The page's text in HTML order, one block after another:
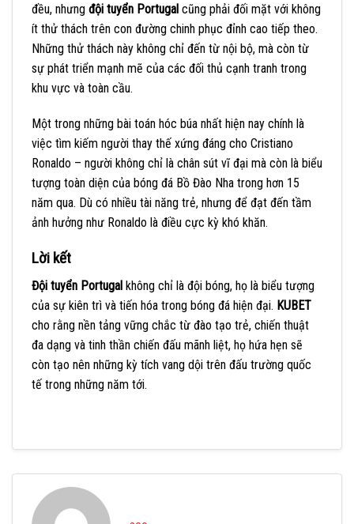
đều, nhưng đội tuyển Portugal cũng phải đối mặt với không
ít thử thách trên con đường chinh phục đỉnh cao tiếp theo.
Những thử thách này không chỉ đến từ nội bộ, mà còn từ
sự phát triển mạnh mẽ của các đối thủ cạnh tranh trong
khu vực và toàn cầu.
Một trong những bài toán hóc búa nhất hiện nay chính là
việc tìm kiếm người thay thế xứng đáng cho Cristiano
Ronaldo – người không chỉ là chân sút vĩ đại mà còn là biểu
tượng toàn diện của bóng đá Bồ Đào Nha trong hơn 15
năm qua. Dù có nhiều tài năng trẻ, nhưng để đạt đến tầm
ảnh hưởng như Ronaldo là điều cực kỳ khó khăn.
Lời kết
Đội tuyển Portugal không chỉ là đội bóng, họ là biểu tượng
của sự kiên trì và tiến hóa trong bóng đá hiện đại. KUBET
cho rằng nền tảng vững chắc từ đào tạo trẻ, chiến thuật
đa dạng và tinh thần chiến đấu mãnh liệt, họ hứa hẹn sẽ
còn tạo nên những kỳ tích vang dội trên đấu trường quốc
tế trong những năm tới.